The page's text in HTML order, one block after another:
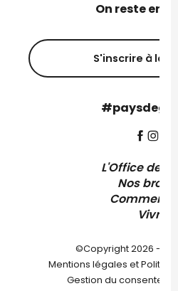
On reste en
S'inscrire à la
L'Office de
Nos
Comment
Vivre ici
©Copyright 2026 -
Mentions légales et
Gestion du